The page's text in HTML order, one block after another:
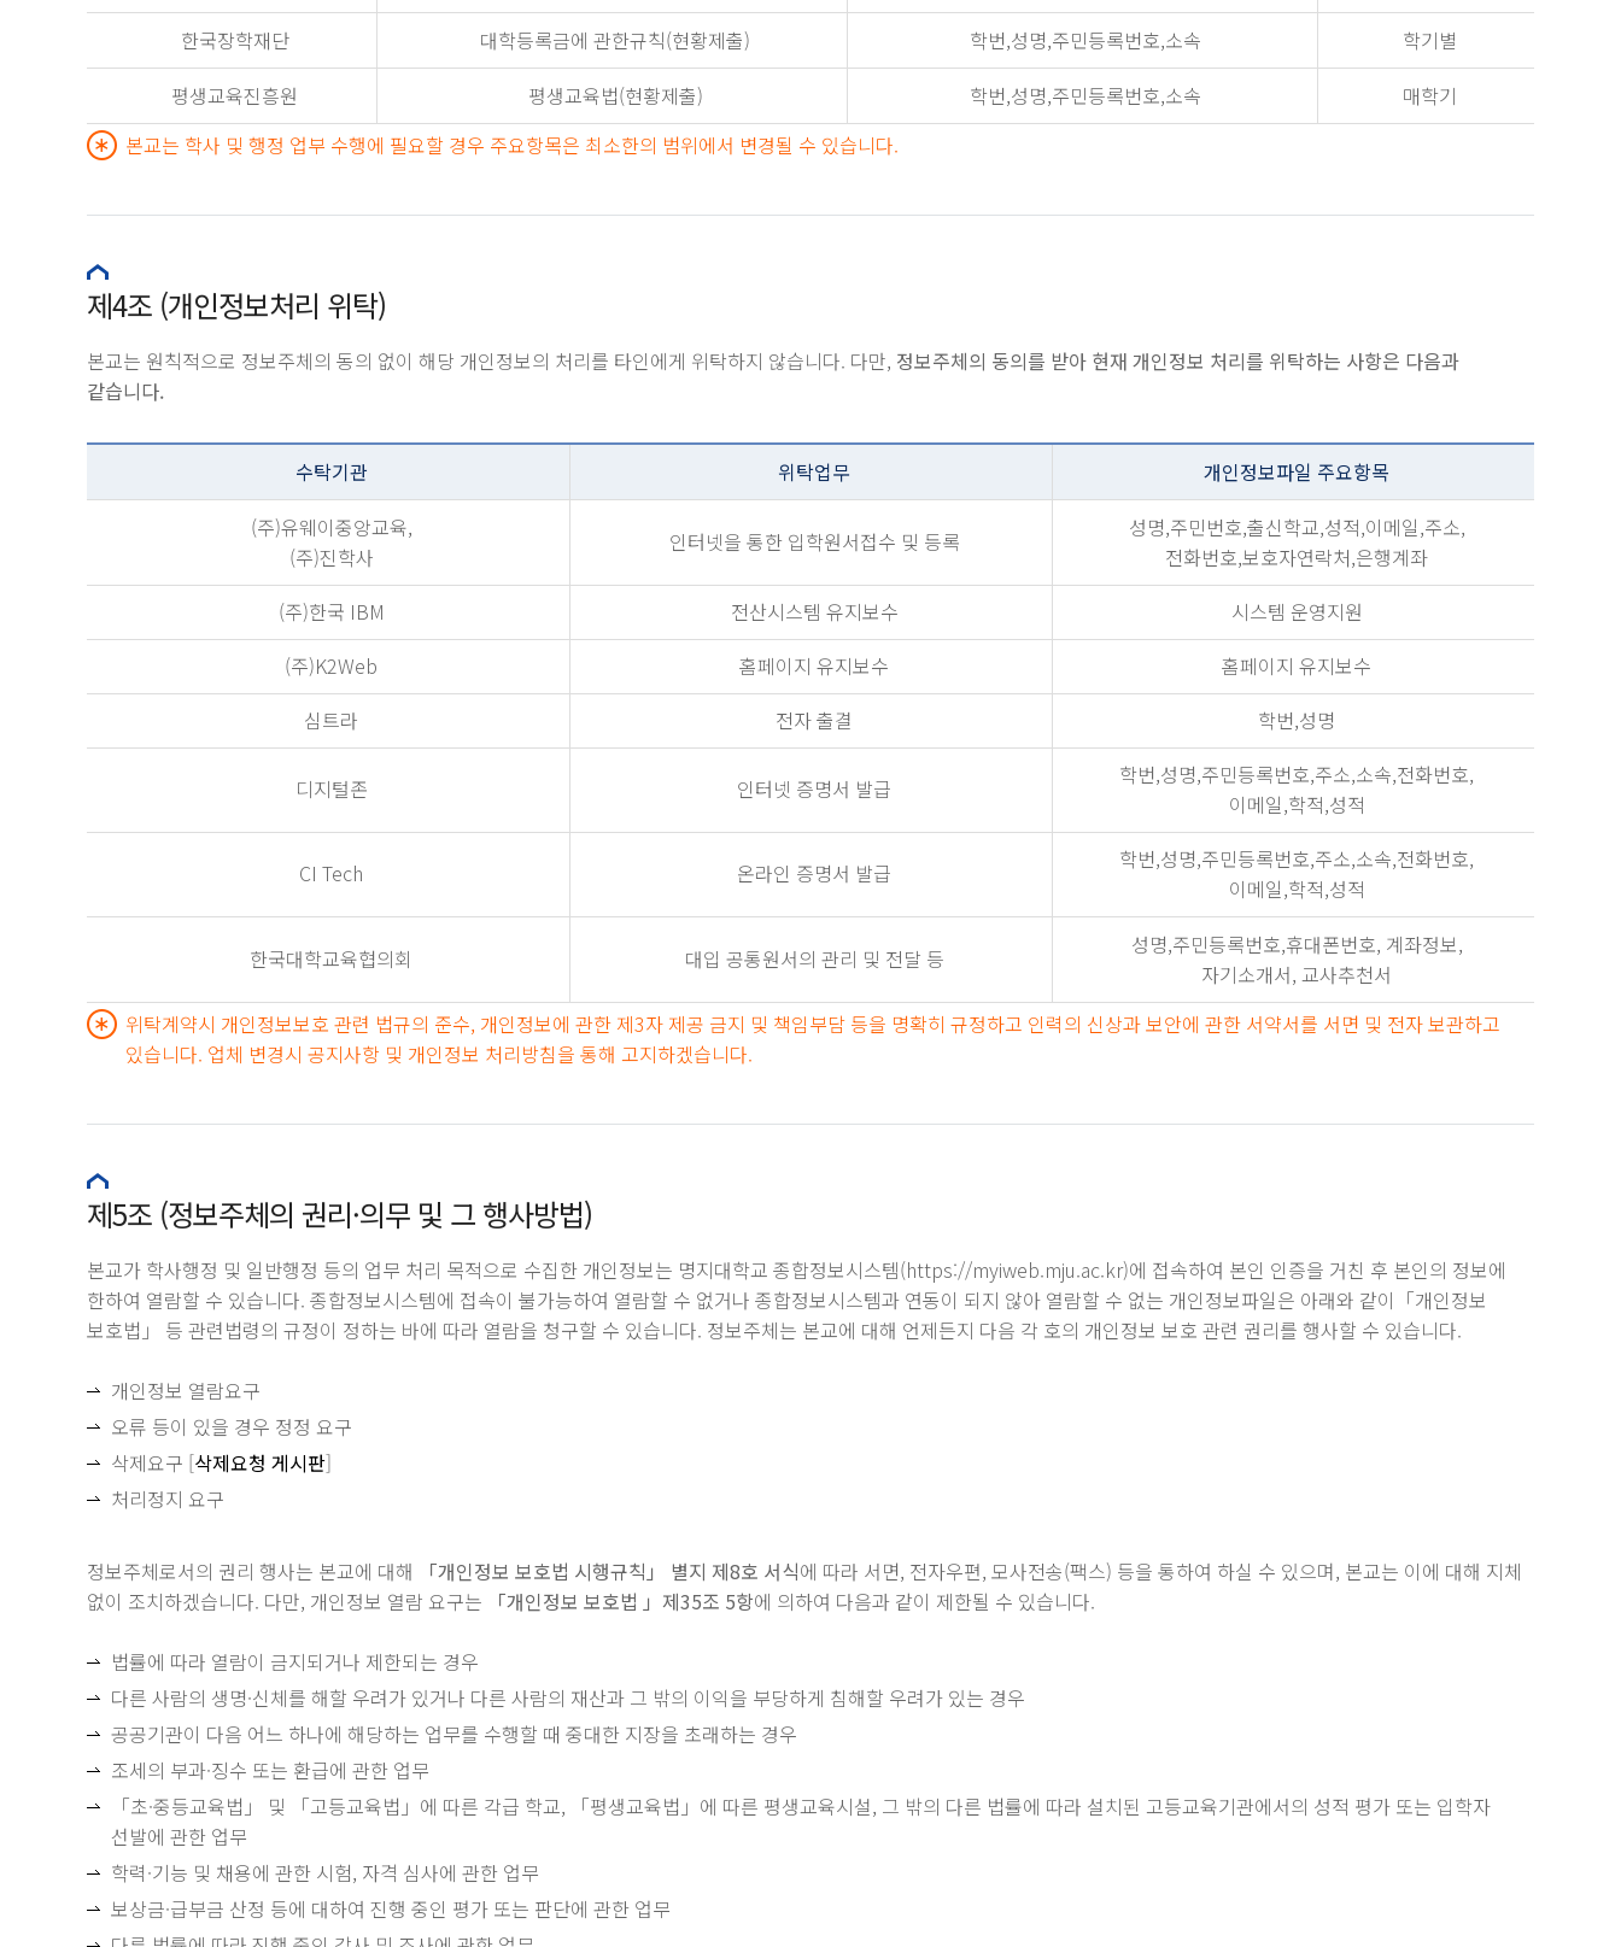
한국장학재단
대학등록금에 관한규칙(현황제출) 학번,성명,주민등록번호,소속
학기별
평생교육진흥원
평생교육법(현황제출) 학번,성명,주민등록번호,소속
매학기
본교는 학사 및 행정 업부 수행에 필요할 경우 주요항목은 최소한의 범위에서 변경될 수 있습니다.
제4조 (개인정보처리 위탁)
본교는 원칙적으로 정보주체의 동의 없이 해당 개인정보의 처리를 타인에게 위탁하지 않습니다. 다만, 정보주체의 동의를 받아 현재 개인정보 처리를 위탁하는 사항은 다음과
같습니다.
수탁기관 위탁업무
개인정보파일 주요항목
(주)유웨이중앙교육,
(주)진학사
인터넷을 통한 입학원서접수 및 등록
성명,주민번호,출신학교,성적,이메일,주소,
전화번호,보호자연락처,은행계좌
(주)한국 IBM
전산시스템 유지보수
시스템 운영지원
(주)K2Web
홈페이지 유지보수
홈페이지 유지보수
심트라
전자 출결 학번,성명
디지털존 인터넷 증명서 발급
학번,성명,주민등록번호,주소,소속,전화번호,
이메일,학적,성적
CI Tech 온라인 증명서 발급
학번,성명,주민등록번호,주소,소속,전화번호,
이메일,학적,성적
한국대학교육협의회 대입 공통원서의 관리 및 전달 등
성명,주민등록번호,휴대폰번호, 계좌정보,
자기소개서, 교사추천서
위탁계약시 개인정보보호 관련 법규의 준수, 개인정보에 관한 제3자 제공 금지 및 책임부담 등을 명확히 규정하고 인력의 신상과 보안에 관한 서약서를 서면 및 전자 보관하고
있습니다. 업체 변경시 공지사항 및 개인정보 처리방침을 통해 고지하겠습니다.
제5조 (정보주체의 권리·의무 및 그 행사방법)
본교가 학사행정 및 일반행정 등의 업무 처리 목적으로 수집한 개인정보는 명지대학교 종합정보시스템(https://myiweb.mju.ac.kr)에 접속하여 본인 인증을 거친 후 본인의 정보에
한하여 열람할 수 있습니다. 종합정보시스템에 접속이 불가능하여 열람할 수 없거나 종합정보시스템과 연동이 되지 않아 열람할 수 없는 개인정보파일은 아래와 같이「개인정보
보호법」 등 관련법령의 규정이 정하는 바에 따라 열람을 청구할 수 있습니다. 정보주체는 본교에 대해 언제든지 다음 각 호의 개인정보 보호 관련 권리를 행사할 수 있습니다.
개인정보 열람요구
오류 등이 있을 경우 정정 요구
삭제요구 [삭제요청 게시판]
처리정지 요구
정보주체로서의 권리 행사는 본교에 대해 「개인정보 보호법 시행규칙」 별지 제8호 서식에 따라 서면, 전자우편, 모사전송(팩스) 등을 통하여 하실 수 있으며, 본교는 이에 대해 지체
없이 조치하겠습니다. 다만, 개인정보 열람 요구는
「개인정보 보호법 」제35조 5항에 의하여 다음과 같이 제한될 수 있습니다.
법률에 따라 열람이 금지되거나 제한되는 경우
다른 사람의 생명·신체를 해할 우려가 있거나 다른 사람의 재산과 그 밖의 이익을 부당하게 침해할 우려가 있는 경우
공공기관이 다음 어느 하나에 해당하는 업무를 수행할 때 중대한 지장을 초래하는 경우
조세의 부과·징수 또는 환급에 관한 업무
「초·중등교육법」 및 「고등교육법」에 따른 각급 학교, 「평생교육법」에 따른 평생교육시설, 그 밖의 다른 법률에 따라 설치된 고등교육기관에서의 성적 평가 또는 입학자
선발에 관한 업무
학력·기능 및 채용에 관한 시험, 자격 심사에 관한 업무
보상금·급부금 산정 등에 대하여 진행 중인 평가 또는 판단에 관한 업무